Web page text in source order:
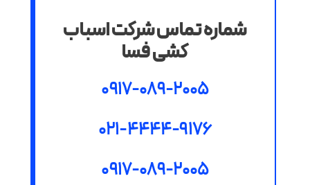
شماره تماس شرکت اسباب
کشی فسا
0917-089-2005
021-4444-9176
0917-089-2005